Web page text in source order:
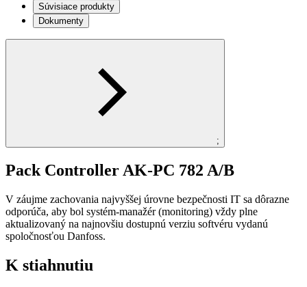
Súvisiace produkty
Dokumenty
;
Pack Controller AK-PC 782 A/B
V záujme zachovania najvyššej úrovne bezpečnosti IT sa dôrazne
odporúča, aby bol systém-manažér (monitoring) vždy plne
aktualizovaný na najnovšiu dostupnú verziu softvéru vydanú
spoločnosťou Danfoss.
K stiahnutiu